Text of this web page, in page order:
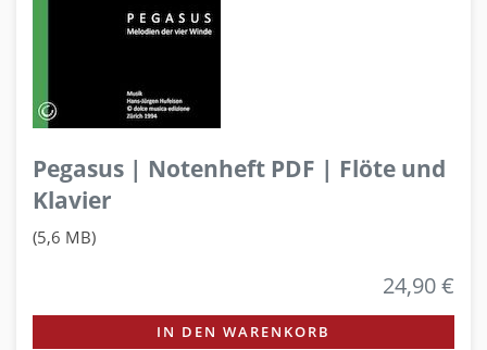
Pegasus | Notenheft PDF | Flöte und
Klavier
(5,6 MB)
24,90 €
IN DEN WARENKORB